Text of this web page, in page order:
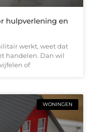
hulpverlening en
werkt, weet dat
handelen. Dan wil
of
WONINGEN